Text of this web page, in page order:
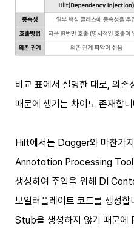
비교 표에서 설명한 대로, 의존
때문에 생기는 차이도 존재합
Hilt에서는 Dagger와 마찬가
Annotation Processing
생성하여 주입을 위해 DI
보일러플레이트 코드를 생성합
Stub을 생성하지 않기 때문